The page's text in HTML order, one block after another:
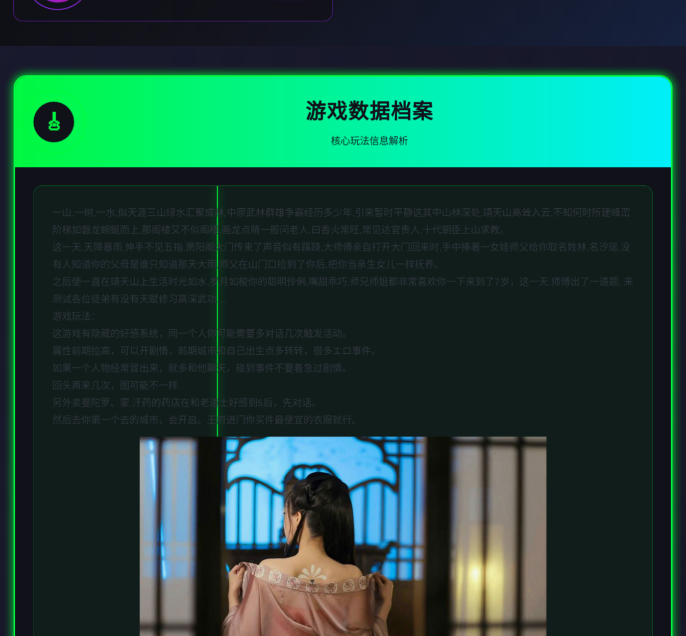
🎸 游戏数据档案
核心玩法信息解析
一山,一树,一水,似天涯三山绿水汇聚成林,中原武林群雄争霸经历多少年,引来暂时平静这其中山林深处,靖天山高耸入云,不知何时所建峰峦
阶梯如磐龙蜿蜒而上,那阁楼又不似阁楼,画龙点睛一般问老人,曰香火常旺,常见达官贵人,十代朝臣上山求教。
这一天,天降暴雨,伸手不见五指,萧阳阁大门传来了声音似有蹊跷,大师傅亲自打开大门回来时,手中捧著一女娃师父给你取名姓林,名汐瑶,没
有人知道你的父母是谁只知道那天大雨,师父在山门口捡到了你后,把你当亲生女儿一样抚养。
之后便一直在靖天山上生活时光如水,岁月如梭你的聪明伶俐,嘴甜乖巧,师兄师姐都非常喜欢你一下来到了7岁，这一天,师傅出了一道题, 来
测试各位徒弟有没有天赋修习高深武功....
游戏玩法：
这游戏有隐藏的好感系统，同一个人你可能需要多对话几次触发活动。
属性前期拉高，可以开剧情，前期城市和自己出生点多转转，很多エロ事件。
如果一个人物经常冒出来，就多和他聊天，碰到事件不要着急过剧情。
回头再来几次，图可能不一样.
另外卖曼陀罗、蒙.汗药的药店在和老道士好感到5后，先对话。
然后去你第一个去的城市，会开启。王府进门你买件最便宜的衣服就行。